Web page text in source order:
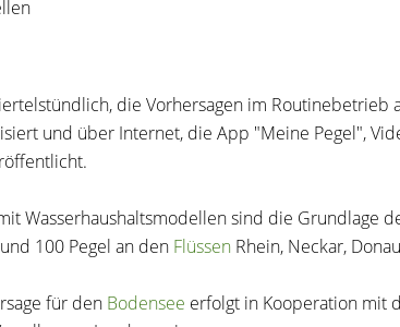
die Vorhersagen im Routinebetrieb
und über Internet, die App "Meine Pegel",
Wasserhaushaltsmodellen sind die Grundlage
100 Pegel an den FlüssenRhein, Neckar,
für den Bodensee erfolgt in Kooperation mit